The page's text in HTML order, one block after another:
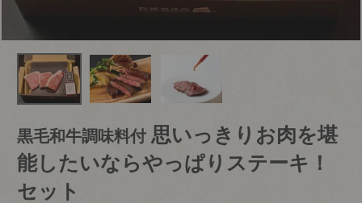
黒毛和牛調味料付 思いっきりお肉を堪
能したいならやっぱりステーキ！
セット